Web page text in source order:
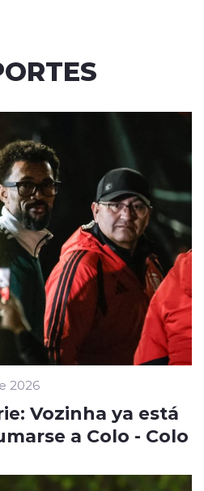
2026
Vozinha ya está
a Colo - Colo